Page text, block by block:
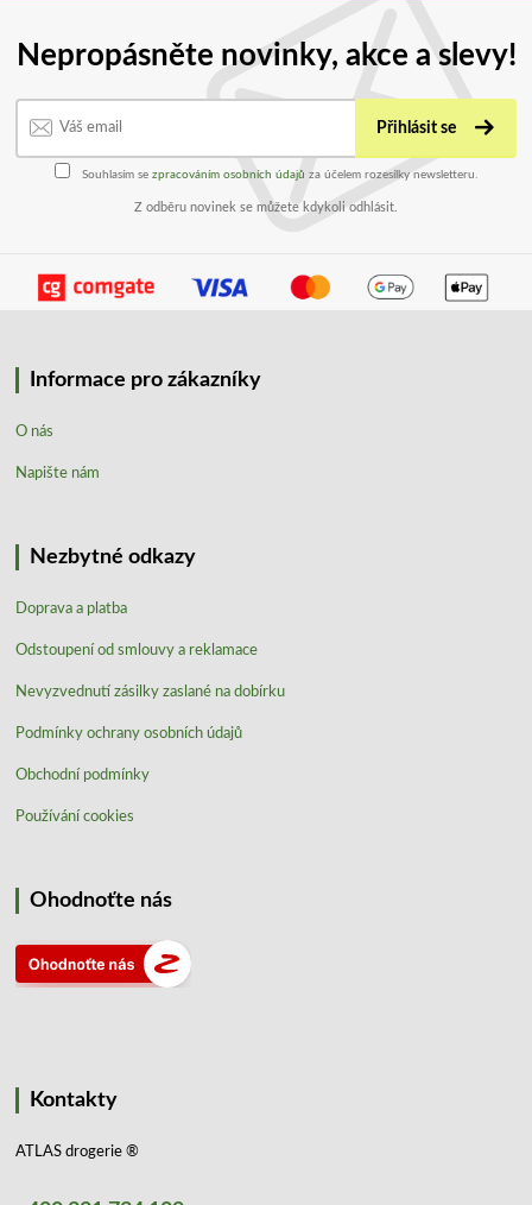
Nepropásněte novinky, akce a slevy!
Přihlásit se
Souhlasím se zpracováním osobních údajů za účelem rozesílky newsletteru.
Z odběru novinek se můžete kdykoli odhlásit.
Informace pro zákazníky
O nás
Napište nám
Nezbytné odkazy
Doprava a platba
Odstoupení od smlouvy a reklamace
Nevyzvednutí zásilky zaslané na dobírku
Podmínky ochrany osobních údajů
Obchodní podmínky
Používání cookies
Ohodnoťte nás
Kontakty
ATLAS drogerie ®